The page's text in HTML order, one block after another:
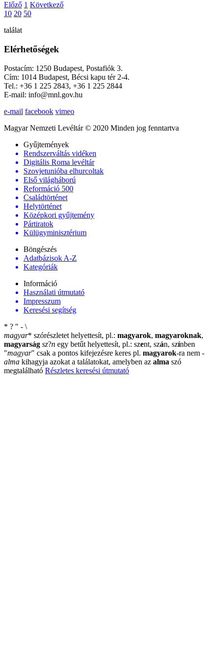
Előző 1 Következő
10 20 50
találat
Elérhetőségek
Postacím: 1250 Budapest, Postafiók 3.
Cím: 1014 Budapest, Bécsi kapu tér 2-4.
Tel.: +36 1 225 2843, +36 1 225 2844
E-mail: info@mnl.gov.hu
e-mail facebook vimeo
Magyar Nemzeti Levéltár © 2020 Minden jog fenntartva
Gyűjtemények
Rendszerváltás vidéken
Digitális Roma levéltár
Szovjetunióba elhurcoltak
Első világháború
Reformáció 500
Családtörténet
Helytörténet
Középkori gyűjtemény
Pártiratok
Külügyminisztérium
Böngészés
Adatbázisok A-Z
Kategóriák
Információ
Használati útmutató
Impresszum
Keresési segítség
* ? " - \
magyar* szórészletet helyettesít, pl.: magyarok, magyaroknak,
magyarság sz?n egy betűt helyettesít, pl.: szent, szán, színben
"magyar" csak a pontos kifejezésre keres pl. magyarok-ra nem -
alma kihagyja azokat a találatokat, amelyben az alma szó
megtalálható Részletes keresési útmutató